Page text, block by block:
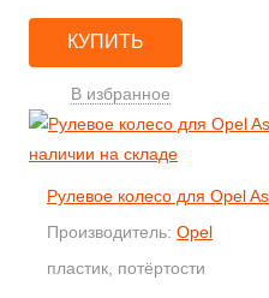
КУПИТЬ
В избранное
Рулевое колесо для Opel
Производитель: Opel
пластик, потёртости